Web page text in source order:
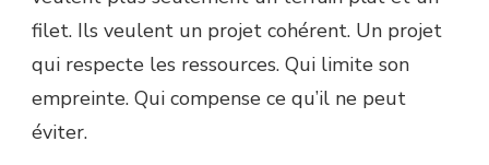
filet. Ils veulent un projet cohérent. Un projet
qui respecte les ressources. Qui limite son
empreinte. Qui compense ce qu’il ne peut
éviter.